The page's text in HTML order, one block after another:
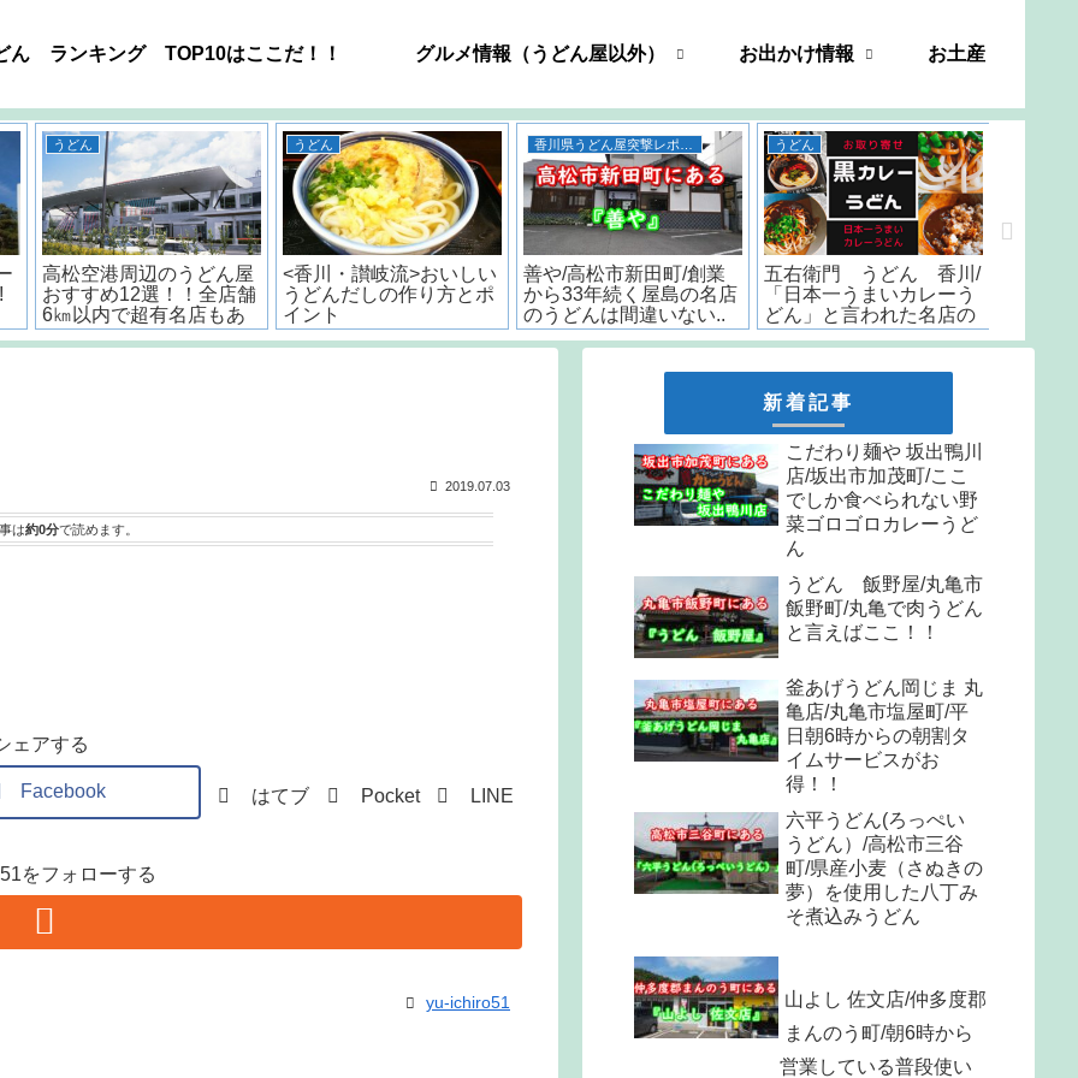
ん ランキング TOP10はここだ！！ グルメ情報（うどん屋以外） お出かけ情報 お土産
うどん
高松空港周辺のうどん屋
おすすめ12選！！全店舗
6㎞以内で超有名店もあ
るよ。
うどん
<香川・讃岐流>おいしい
うどんだしの作り方とポ
イント
香川県うどん屋突撃レポート
善や/高松市新田町/創業
から33年続く屋島の名店
のうどんは間違いない..
うどん
五右衛門 うどん 香川/
「日本一うまいカレーう
どん」と言われた名店の
味をお取り寄せ
天ぷら
2019.07.03
は約0分で読めます。
ェアする
Facebook はてブ Pocket LINE
をフォローする
yu-ichiro51
新着記事
こだわり麺や 坂出鴨川
店/坂出市加茂町/ここ
でしか食べられない野
菜ゴロゴロカレーうど
ん
うどん 飯野屋/丸亀市
飯野町/丸亀で肉うどん
と言えばここ！！
釜あげうどん岡じま 丸
亀店/丸亀市塩屋町/平
日朝6時からの朝割タ
イムサービスがお
得！！
六平うどん(ろっぺい
うどん）/高松市三谷
町/県産小麦（さぬきの
夢）を使用した八丁み
そ煮込みうどん
山よし 佐文店/仲多度郡
まんのう町/朝6時から
営業している普段使い